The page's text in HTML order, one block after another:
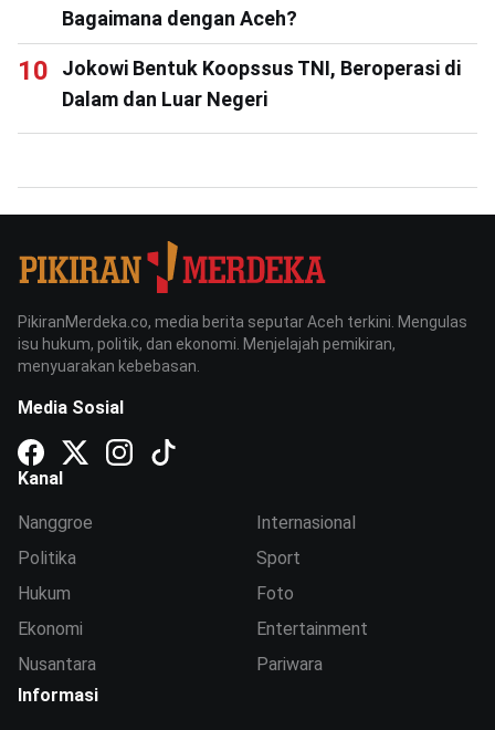
Bagaimana dengan Aceh?
Jokowi Bentuk Koopssus TNI, Beroperasi di
Dalam dan Luar Negeri
PikiranMerdeka.co, media berita seputar Aceh terkini. Mengulas
isu hukum, politik, dan ekonomi. Menjelajah pemikiran,
menyuarakan kebebasan.
Media Sosial
Kanal
Nanggroe
Politika
Hukum
Ekonomi
Nusantara
Internasional
Sport
Foto
Entertainment
Pariwara
Informasi